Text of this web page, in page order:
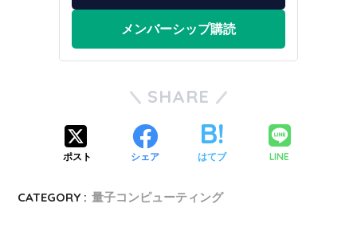
メンバーシップ購読
SHARE
ポスト シェア はてブ LINE
CATEGORY : 量子コンピューティング